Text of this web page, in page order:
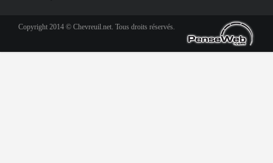
Copyright 2014 © Chevreuil.net. Tous droits réservés.